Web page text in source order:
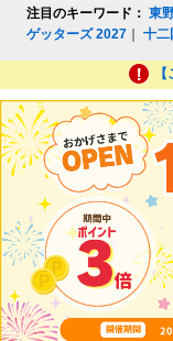
注目のキーワード： 東
ゲッターズ 2027 ｜十二